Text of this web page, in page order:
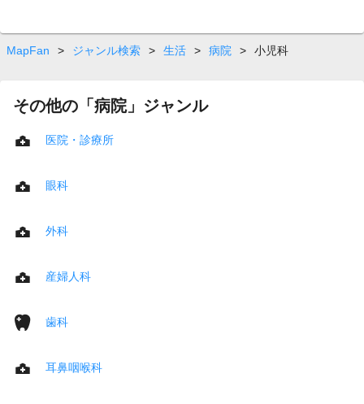
MapFan > ジャンル検索 > 生活 > 病院 > 小児科
その他の「病院」ジャンル
医院・診療所
眼科
外科
産婦人科
歯科
耳鼻咽喉科